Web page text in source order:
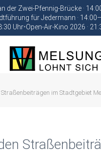
der Zwei-Pfennig-Brücke ·
für Jedermann ·
Uhr•Open-Air-Kino 2026 ·
im Stadtgebiet